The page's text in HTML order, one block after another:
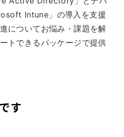
Intune」の導入を支援
についてお悩み・課題を解
トできるパッケージで提供
す